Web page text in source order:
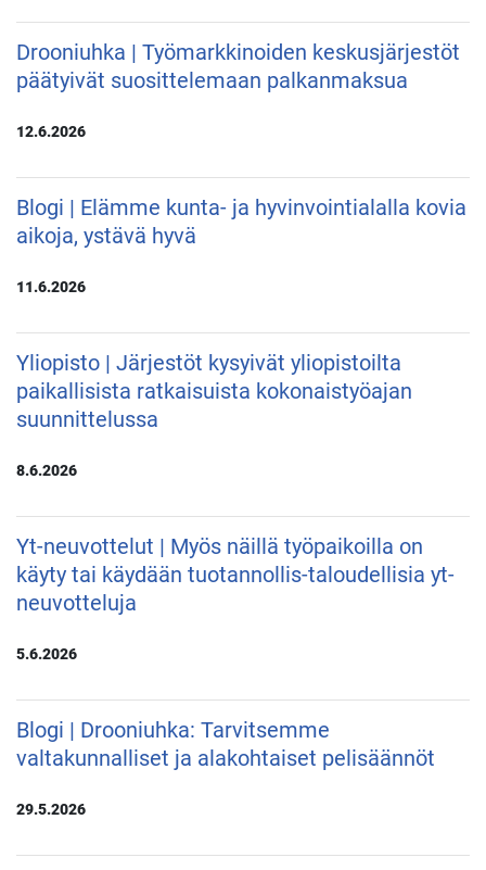
Drooniuhka | Työmarkkinoiden keskusjärjestöt
päätyivät suosittelemaan palkanmaksua
12.6.2026
Blogi | Elämme kunta- ja hyvinvointialalla kovia
aikoja, ystävä hyvä
11.6.2026
Yliopisto | Järjestöt kysyivät yliopistoilta
paikallisista ratkaisuista kokonaistyöajan
suunnittelussa
8.6.2026
Yt-neuvottelut | Myös näillä työpaikoilla on
käyty tai käydään tuotannollis-taloudellisia yt-
neuvotteluja
5.6.2026
Blogi | Drooniuhka: Tarvitsemme
valtakunnalliset ja alakohtaiset pelisäännöt
29.5.2026